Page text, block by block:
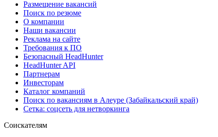
Размещение вакансий
Поиск по резюме
О компании
Наши вакансии
Реклама на сайте
Требования к ПО
Безопасный HeadHunter
HeadHunter API
Партнерам
Инвесторам
Каталог компаний
Поиск по вакансиям в Алеуре (Забайкальский край)
Сетка: соцсеть для нетворкинга
Соискателям